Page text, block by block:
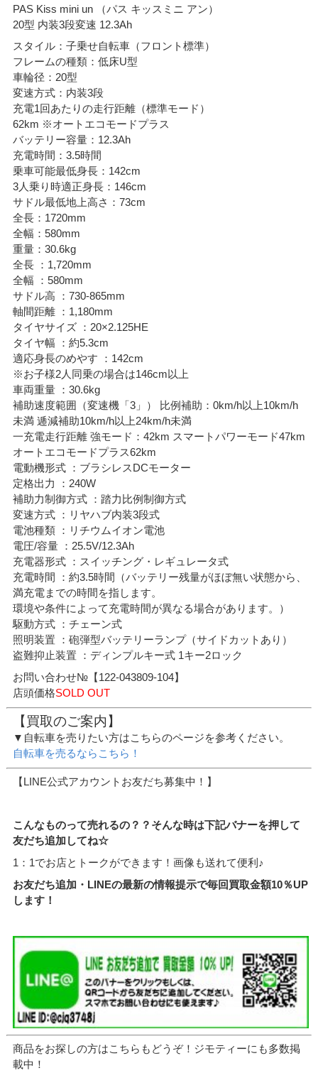
PAS Kiss mini un （パス キッスミニ アン）
20型 内装3段変速 12.3Ah
スタイル：子乗せ自転車（フロント標準）
フレームの種類：低床U型
車輪径：20型
変速方式：内装3段
充電1回あたりの走行距離（標準モード）
62km ※オートエコモードプラス
バッテリー容量：12.3Ah
充電時間：3.5時間
乗車可能最低身長：142cm
3人乗り時適正身長：146cm
サドル最低地上高さ：73cm
全長：1720mm
全幅：580mm
重量：30.6kg
全長 ：1,720mm
全幅 ：580mm
サドル高 ：730-865mm
軸間距離 ：1,180mm
タイヤサイズ ：20×2.125HE
タイヤ幅 ：約5.3cm
適応身長のめやす ：142cm
※お子様2人同乗の場合は146cm以上
車両重量 ：30.6kg
補助速度範囲（変速機「3」） 比例補助：0km/h以上10km/h
未満 逓減補助10km/h以上24km/h未満
一充電走行距離 強モード：42km スマートパワーモード47km
オートエコモードプラス62km
電動機形式 ：ブラシレスDCモーター
定格出力 ：240W
補助力制御方式 ：踏力比例制御方式
変速方式 ：リヤハブ内装3段式
電池種類 ：リチウムイオン電池
電圧/容量 ：25.5V/12.3Ah
充電器形式 ：スイッチング・レギュレータ式
充電時間 ：約3.5時間（バッテリー残量がほぼ無い状態から、
満充電までの時間を指します。
環境や条件によって充電時間が異なる場合があります。）
駆動方式 ：チェーン式
照明装置 ：砲弾型バッテリーランプ（サイドカットあり）
盗難抑止装置 ：ディンプルキー式 1キー2ロック
お問い合わせ№【122-043809-104】
店頭価格SOLD OUT
【買取のご案内】
▼自転車を売りたい方はこちらのページを参考ください。
自転車を売るならこちら！
【LINE公式アカウントお友だち募集中！】
こんなものって売れるの？？そんな時は下記バナーを押して
友だち追加してね☆
1：1でお店とトークができます！画像も送れて便利♪
お友だち追加・LINEの最新の情報提示で毎回買取金額10％UP
します！
商品をお探しの方はこちらもどうぞ！ジモティーにも多数掲
載中！